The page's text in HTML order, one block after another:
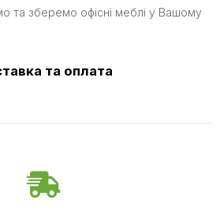
та зберемо офісні меблі у Вашому
та оплата